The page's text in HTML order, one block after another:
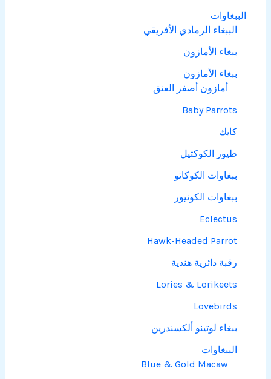
الببغاوات
الببغاء الرمادي الأفريقي
ببغاء الأمازون
ببغاء الأمازون
أمازون أصفر العنق
Baby Parrots
كايك
طيور الكوكتيل
ببغاوات الكوكاتو
ببغاوات الكونيور
Eclectus
Hawk-Headed Parrot
رقبة دائرية هندية
Lories & Lorikeets
Lovebirds
ببغاء لوتينو ألكسندرين
الببغاوات
Blue & Gold Macaw